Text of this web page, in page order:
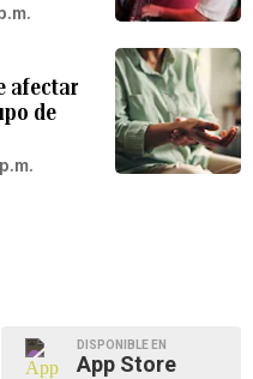
afectar
de
DISPONIBLE EN
App Store